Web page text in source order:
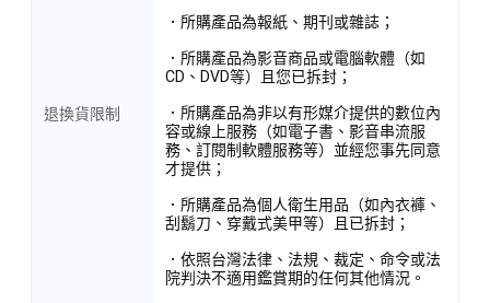
退換貨限制
．所購產品為報紙、期刊或雜誌；
．所購產品為影音商品或電腦軟體（如
CD、DVD等）且您已拆封；
．所購產品為非以有形媒介提供的數位內
容或線上服務（如電子書、影音串流服
務、訂閱制軟體服務等）並經您事先同意
才提供；
．所購產品為個人衛生用品（如內衣褲、
刮鬍刀、穿戴式美甲等）且已拆封；
．依照台灣法律、法規、裁定、命令或法
院判決不適用鑑賞期的任何其他情況。